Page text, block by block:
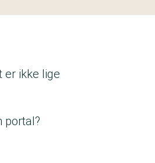
er ikke lige
portal?